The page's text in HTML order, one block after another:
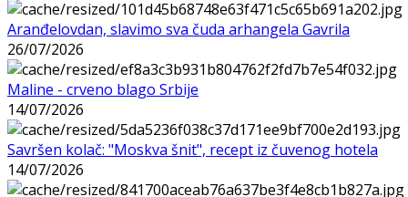
Aranđelovdan, slavimo sva čuda arhangela Gavrila
26/07/2026
Maline - crveno blago Srbije
14/07/2026
Savršen kolač: "Moskva šnit", recept iz čuvenog hotela
14/07/2026